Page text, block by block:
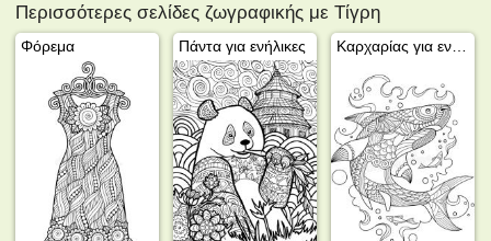
Περισσότερες σελίδες ζωγραφικής με Τίγρη
Φόρεμα Πάντα για ενήλικες